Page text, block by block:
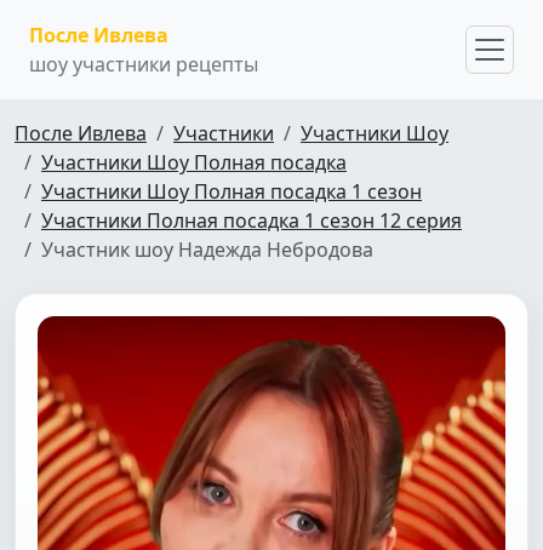
После Ивлева
шоу участники рецепты
После Ивлева Участники
Участники Шоу
Участники Шоу Полная посадка
Участники Шоу Полная посадка 1 сезон
Участники Полная посадка 1 сезон 12 серия
Участник шоу Надежда Небродова